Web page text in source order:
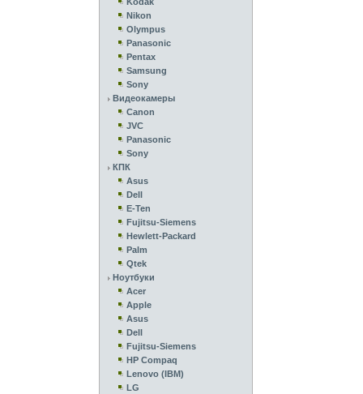
Nikon
Olympus
Panasonic
Pentax
Samsung
Sony
Видеокамеры
Canon
JVC
Panasonic
Sony
КПК
Asus
Dell
E-Ten
Fujitsu-Siemens
Hewlett-Packard
Palm
Qtek
Ноутбуки
Acer
Apple
Asus
Dell
Fujitsu-Siemens
HP Compaq
Lenovo (IBM)
LG